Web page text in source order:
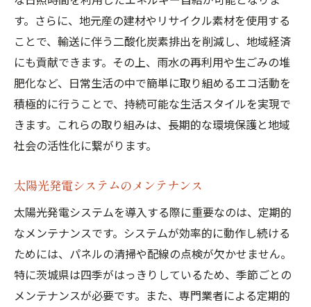
す。さらに、地元産の建材やリサイクル素材を使用する
ことで、輸送に伴う二酸化炭素排出を削減し、地域経済
にも貢献できます。その上、雨水の再利用や生ごみの堆
肥化など、日常生活の中で簡単に取り組めるエコ活動を
積極的に行うことで、持続可能な生活スタイルを実現で
きます。これらの取り組みは、長期的な環境保護と地域
社会の活性化に繋がります。
太陽光発電システムのメンテナンス
太陽光発電システムを導入する際に重要なのは、定期的
なメンテナンスです。システムが効率的に動作し続ける
ためには、パネルの清掃や配線の点検が欠かせません。
特に茨城県は四季がはっきりしているため、季節ごとの
メンテナンスが必要です。また、専門業者による定期的